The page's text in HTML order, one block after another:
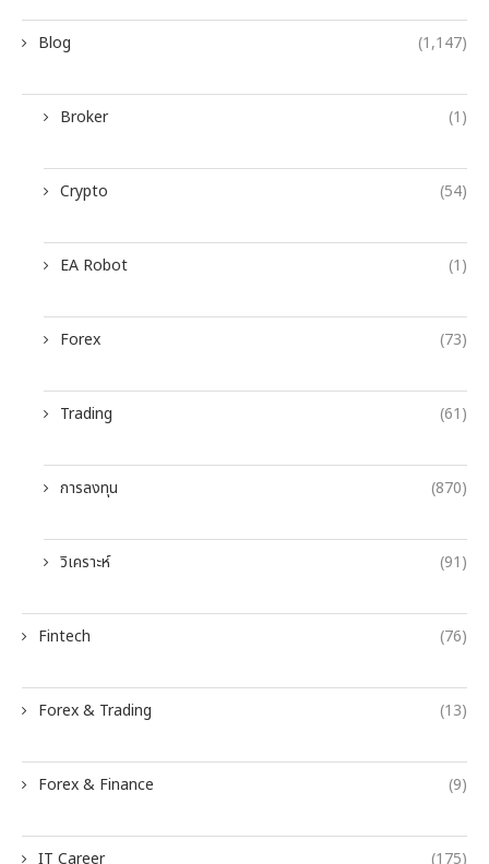
Blog (1,147)
Broker (1)
Crypto (54)
EA Robot (1)
Forex (73)
Trading (61)
การลงทุน (870)
วิเคราะห์ (91)
Fintech (76)
Forex & Trading (13)
Forex & Finance (9)
IT Career (175)